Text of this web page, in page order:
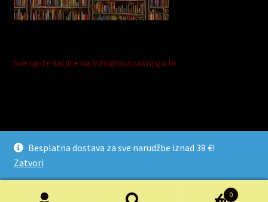
Sve upite šaljite na info@dobraknjiga.hr
Razvijeno s Storefront i WooCommerce.
0
Besplatna dostava za sve narudžbe iznad 39 €!
Zatvori